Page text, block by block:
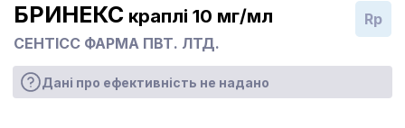
БРИНЕКС краплі 10 мг/мл
СЕНТІСС ФАРМА ПВТ. ЛТД.
Rp
Дані про ефективність не надано